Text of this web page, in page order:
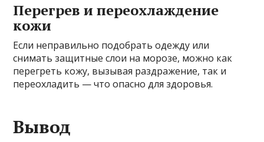
Перегрев и переохлаждение
кожи
Если неправильно подобрать одежду или
снимать защитные слои на морозе, можно как
перегреть кожу, вызывая раздражение, так и
переохладить — что опасно для здоровья.
Вывод